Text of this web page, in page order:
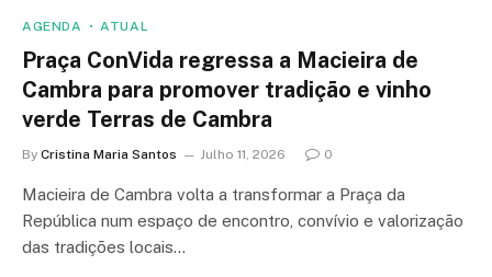
AGENDA ATUAL
Praça ConVida regressa a Macieira de
Cambra para promover tradição e vinho
verde Terras de Cambra
By Cristina Maria Santos Julho 11, 2026 0
Macieira de Cambra volta a transformar a Praça da
República num espaço de encontro, convívio e valorização
das tradições locais…